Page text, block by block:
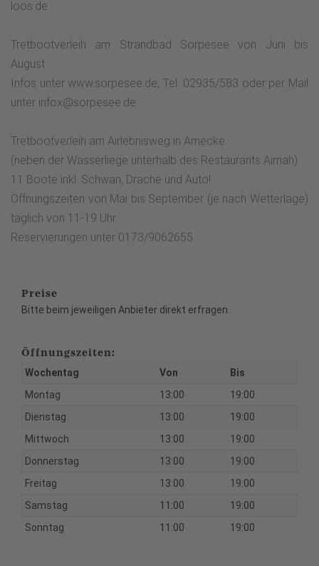
loos.de
Tretbootverleih am Strandbad Sorpesee von Juni bis
August
Infos unter www.sorpesee.de, Tel. 02935/583 oder per Mail
unter infox@sorpesee.de
Tretbootverleih am Airlebnisweg in Amecke
(neben der Wasserliege unterhalb des Restaurants Airnah)
11 Boote inkl. Schwan, Drache und Auto!
Öffnungszeiten von Mai bis September (je nach Wetterlage)
täglich von 11-19 Uhr.
Reservierungen unter 0173/9062655
Preise
Bitte beim jeweiligen Anbieter direkt erfragen.
Öffnungszeiten:
Wochentag Von
Bis
Montag
13:00
19:00
Dienstag
13:00
19:00
Mittwoch
13:00
19:00
Donnerstag
13:00
19:00
Freitag
13:00
19:00
Samstag
11:00
19:00
Sonntag
11:00 19:00